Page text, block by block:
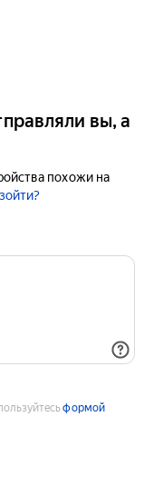
вы, а
похожи на
формой